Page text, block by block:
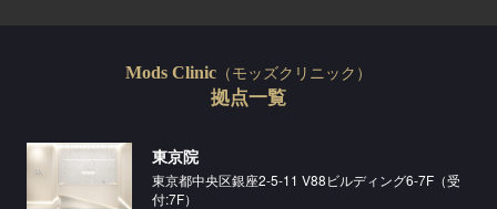
Mods Clinic （モッズクリニック）
拠点一覧
東京院
東京都中央区銀座2-5-11 V88ビルディング6-7F（受
付:7F）